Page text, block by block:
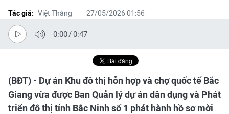
Tác giả: Việt Thắng 27/05/2026 01:56
0:00/0:47
(BĐT) - Dự án Khu đô thị hỗn hợp và chợ quốc tế Bắc
Giang vừa được Ban Quản lý dự án dân dụng và Phát
triển đô thị tỉnh Bắc Ninh số 1 phát hành hồ sơ mời